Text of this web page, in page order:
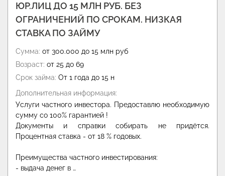
ЮР.ЛИЦ ДО 15 МЛН РУБ. БЕЗ
ОГРАНИЧЕНИЙ ПО СРОКАМ. НИЗКАЯ
СТАВКА ПО ЗАЙМУ
Сумма: от 300.000 до 15 млн руб
Возраст: от 25 до 69
Срок займа: От 1 года до 15 н
Дополнительная информация:
Услуги частного инвестора. Предоставлю необходимую
сумму со 100% гарантией !
Документы и справки собирать не придётся.
Процентная ставка - от 18 % годовых.
Преимущества частного инвестирования:
- выдача денег в …